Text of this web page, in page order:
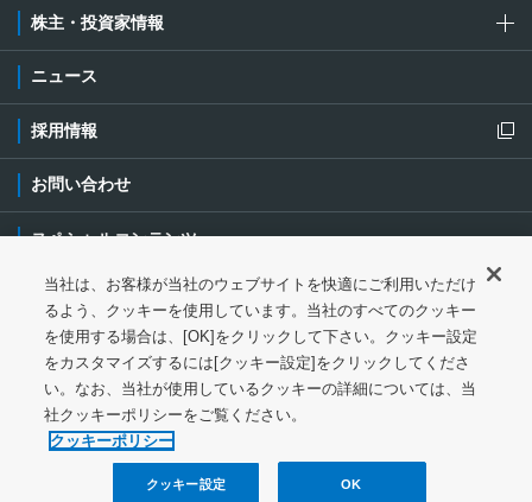
株主・投資家情報
ニュース
採用情報
新規ウィンドウを開きます
お問い合わせ
スペシャルコンテンツ
ご利用条件・ご注意 プライバシーポリシー
ソーシャルメディアポリシー クッキーポリシー
特定個人情報等の基本方針 ウェブアクセシビリティ対応
サイトマップ
© 1997-2026 NGK Corporation
当社は、お客様が当社のウェブサイトを快適にご利用いただけ
るよう、クッキーを使用しています。当社のすべてのクッキー
を使用する場合は、[OK]をクリックして下さい。クッキー設定
をカスタマイズするには[クッキー設定]をクリックしてくださ
い。なお、当社が使用しているクッキーの詳細については、当
社クッキーポリシーをご覧ください。
クッキーポリシー
クッキー設定 OK